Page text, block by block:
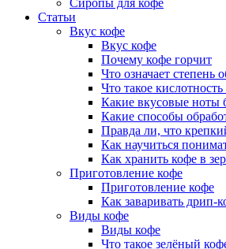
Сиропы для кофе
Статьи
Вкус кофе
Вкус кофе
Почему кофе горчит
Что означает степень
Что такое
Какие вкусовые ноты
Какие способы
Правда ли, что
Как научиться
Как хранить кофе в
Приготовление кофе
Приготовление кофе
Как заваривать дрип-
Виды кофе
Виды кофе
Что такое зелёный